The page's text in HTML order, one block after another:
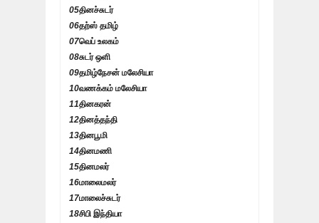
05தினச்சுடர்
06தற்ஸ் தமிழ்
07வெப் உலகம்
08சுடர் ஒளி
09தமிழ்நேசன் மலேசியா
10வணக்கம் மலேசியா
11தினகரன்
12தினத்தந்தி
13தினபூமி
14தினமணி
15தினமலர்
16மாலைமலர்
17மாலைச்சுடர்
18சிபி இந்தியா